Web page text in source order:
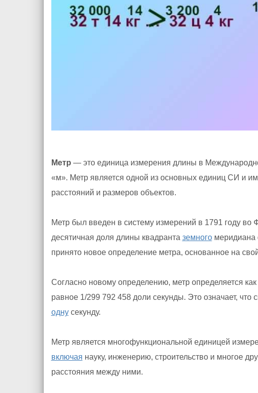
Метр — это единица измерения длины в
«м». Метр является одной из основных единиц СИ и
расстояний и размеров объектов.
Метр был введен в систему измерений в 1791 году во
десятичная доля длины квадранта земногомеридиана
принято новое определение метра, основанное на
Согласно новому определению, метр определяется
равное 1/299 792 458 доли секунды. Это означает, что
однусекунду.
Метр является многофункциональной единицей
включая науку, инженерию, строительство и многое
расстояния между ними.